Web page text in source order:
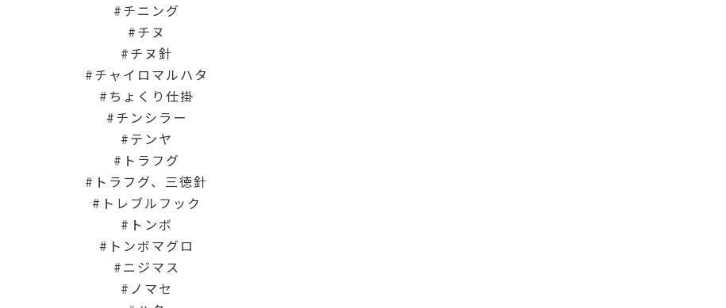
チニング
チヌ
チヌ針
チャイロマルハタ
ちょくり仕掛
チンシラー
テンヤ
トラフグ
トラフグ、三徳針
トレブルフック
トンボ
トンボマグロ
ニジマス
ノマセ